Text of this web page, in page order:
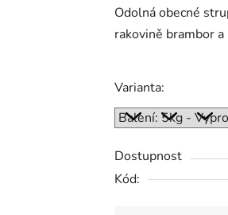
5
hvězdiček.
Odolná obecné
rakovině brambor a
Varianta:
Dostupnost
Kód: